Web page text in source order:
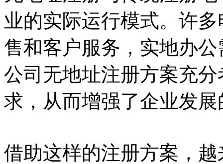
业的实际运行模式。许
售和客户服务，实地办
公司无地址注册方案充
求，从而增强了企业发
借助这样的注册方案，